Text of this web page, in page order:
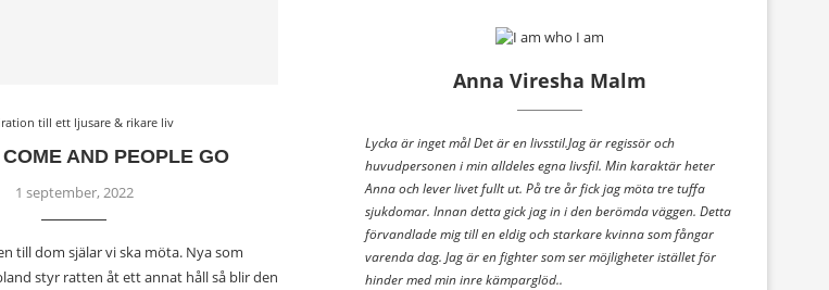
till ett ljusare & rikare liv
AND PEOPLE GO
1 september, 2022
till dom själar vi ska möta. Nya som
styr ratten åt ett annat håll så blir den
Anna Viresha Malm
Lycka är inget mål Det är en livsstil.Jag är regissör och
huvudpersonen i min alldeles egna livsfil. Min karaktär heter
Anna och lever livet fullt ut. På tre år fick jag möta tre tuffa
sjukdomar. Innan detta gick jag in i den berömda väggen. Detta
förvandlade mig till en eldig och starkare kvinna som fångar
varenda dag. Jag är en fighter som ser möjligheter istället för
hinder med min inre kämparglöd..